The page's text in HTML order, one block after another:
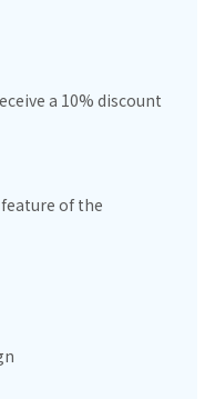
a 10% discount
of the